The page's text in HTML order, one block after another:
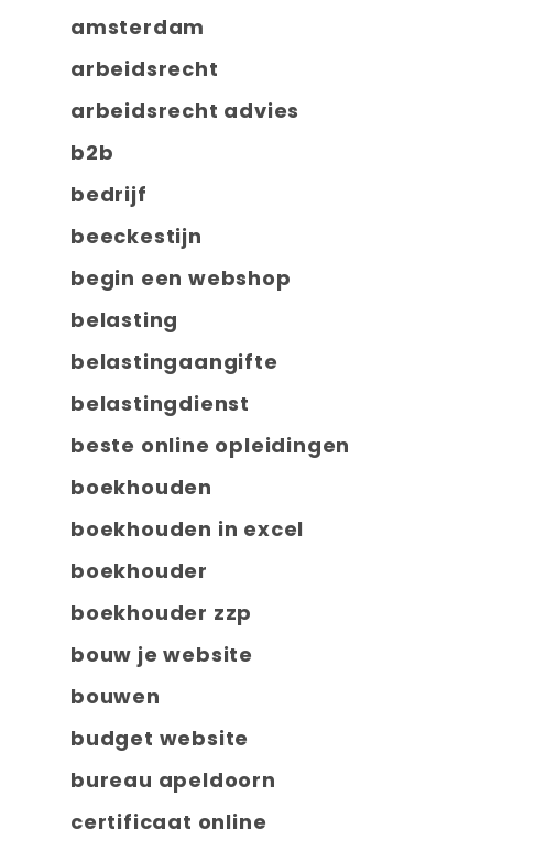
amsterdam
arbeidsrecht
arbeidsrecht advies
b2b
bedrijf
beeckestijn
begin een webshop
belasting
belastingaangifte
belastingdienst
beste online opleidingen
boekhouden
boekhouden in excel
boekhouder
boekhouder zzp
bouw je website
bouwen
budget website
bureau apeldoorn
certificaat online